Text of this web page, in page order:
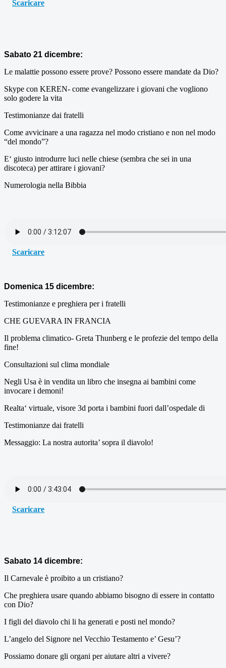
Scaricare
Sabato 21 dicembre:
Le malattie possono essere prove? Possono essere mandate da Dio?
Skype con KEREN- come evangelizzare i giovani che vogliono
solo godere la vita
Testimonianze dai fratelli
Come avvicinare a una ragazza nel modo cristiano e non nel modo
“del mondo”?
E‘ giusto introdurre luci nelle chiese (sembra che sei in una
discoteca) per attirare i giovani?
Numerologia nella Bibbia
Scaricare
Domenica 15 dicembre:
Testimonianze e preghiera per i fratelli
CHE GUEVARA IN FRANCIA
Il problema climatico- Greta Thunberg e le profezie del tempo della
fine!
Consultazioni sul clima mondiale
Negli Usa è in vendita un libro che insegna ai bambini come
invocare i demoni!
Realta‘ virtuale, visore 3d porta i bambini fuori dall’ospedale di
Testimonianze dai fratelli
Messaggio: La nostra autorita’ sopra il diavolo!
Scaricare
Sabato 14 dicembre:
Il Carnevale è proibito a un cristiano?
Che preghiera usare quando abbiamo bisogno di essere in contatto
con Dio?
I figli del diavolo chi li ha generati e posti nel mondo?
L’angelo del Signore nel Vecchio Testamento e’ Gesu’?
Possiamo donare gli organi per aiutare altri a vivere?